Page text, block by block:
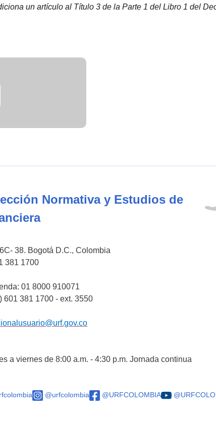
un artículo al Título 3 de la Parte 1 del Libro 1 del
Normativa y Estudios de
38. Bogotá D.C., Colombia
381 1700
01 8000 910071
601 381 1700 - ext. 3550
a viernes de 8:00 a.m. - 4:30 p.m. Jornada continua
@urfcolombia @URFCOLOMBIA